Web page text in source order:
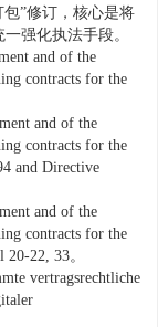
”修订，核心是将
强化执法手段。
and of the
contracts for the
and of the
contracts for the
and Directive
and of the
contracts for the
22, 33。
vertragsrechtliche